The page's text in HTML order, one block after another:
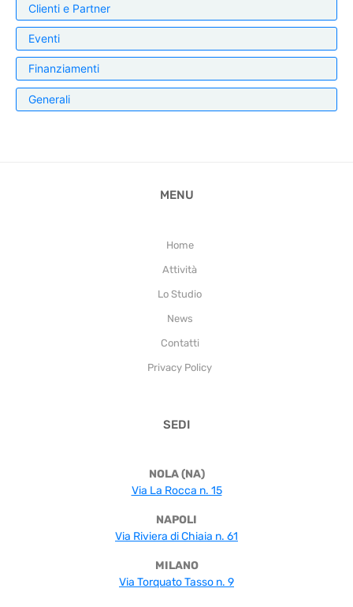
Clienti e Partner
Eventi
Finanziamenti
Generali
MENU
Home
Attività
Lo Studio
News
Contatti
Privacy Policy
SEDI
NOLA (NA)
Via La Rocca n. 15
NAPOLI
Via Riviera di Chiaia n. 61
MILANO
Via Torquato Tasso n. 9